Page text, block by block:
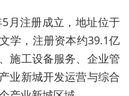
月注册成立，地址位于
学，注册资本约39.1亿
施工设备服务、企业管
业新城开发运营与综合